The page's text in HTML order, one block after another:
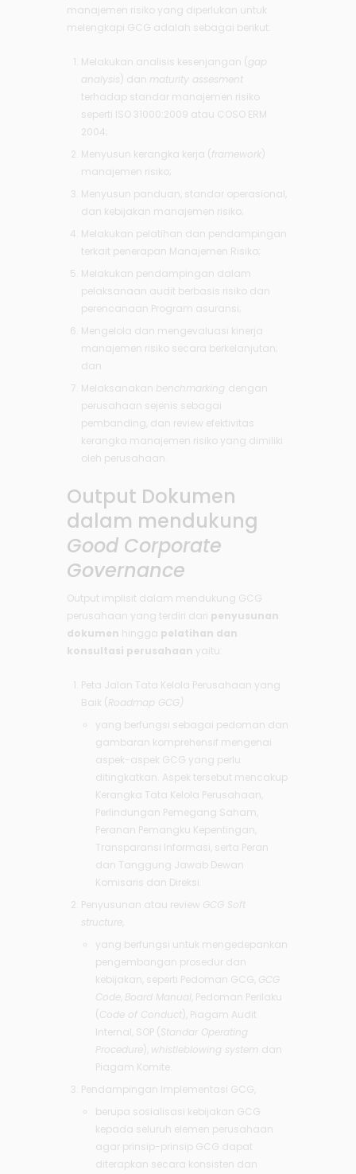
manajemen risiko yang diperlukan untuk
melengkapi GCG adalah sebagai berikut:
Melakukan analisis kesenjangan (gap
analysis ) dan maturity assesment
terhadap standar manajemen risiko
seperti ISO 31000:2009 atau COSO ERM
2004;
Menyusun kerangka kerja (framework)
manajemen risiko;
Menyusun panduan, standar operasional,
dan kebijakan manajemen risiko;
Melakukan pelatihan dan pendampingan
terkait penerapan Manajemen Risiko;
Melakukan pendampingan dalam
pelaksanaan audit berbasis risiko dan
perencanaan Program asuransi;
Mengelola dan mengevaluasi kinerja
manajemen risiko secara berkelanjutan;
dan
Melaksanakan benchmarking dengan
perusahaan sejenis sebagai
pembanding, dan review efektivitas
kerangka manajemen risiko yang dimiliki
oleh perusahaan.
Output Dokumen
dalam mendukung
Good Corporate
Governance
Output implisit dalam mendukung GCG
perusahaan yang terdiri dari penyusunan
dokumen hingga pelatihan dan
konsultasi perusahaan yaitu:
Peta Jalan Tata Kelola Perusahaan yang
Baik (Roadmap GCG)
yang berfungsi sebagai pedoman dan
gambaran komprehensif mengenai
aspek-aspek GCG yang perlu
ditingkatkan. Aspek tersebut mencakup
Kerangka Tata Kelola Perusahaan,
Perlindungan Pemegang Saham,
Peranan Pemangku Kepentingan,
Transparansi Informasi, serta Peran
dan Tanggung Jawab Dewan
Komisaris dan Direksi.
Penyusunan atau review GCG Soft
structure
yang berfungsi untuk mengedepankan
pengembangan prosedur dan
kebijakan, seperti Pedoman GCG, GCG
Code Board Manual , Pedoman Perilaku
(Code of Conduct), Piagam Audit
Internal, SOP (Standar Operating
Procedure), whistleblowing system dan
Piagam Komite.
Pendampingan Implementasi GCG,
berupa sosialisasi kebijakan GCG
kepada seluruh elemen perusahaan
agar prinsip-prinsip GCG dapat
diterapkan secara konsisten dan